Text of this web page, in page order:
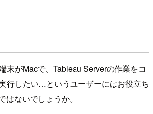
末がMacで、Tableau Serverの作業をコ
行したい…というユーザーにはお役立ち
はないでしょうか。